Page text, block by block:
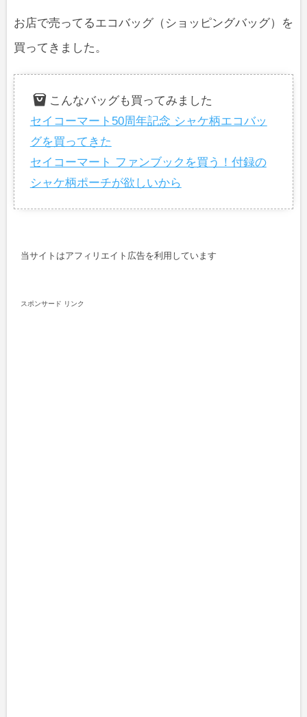
お店で売ってるエコバッグ（ショッピングバッグ）を
買ってきました。
こんなバッグも買ってみました
セイコーマート50周年記念 シャケ柄エコバッ
グを買ってきた
セイコーマート ファンブックを買う！付録の
シャケ柄ポーチが欲しいから
当サイトはアフィリエイト広告を利用しています
スポンサード リンク